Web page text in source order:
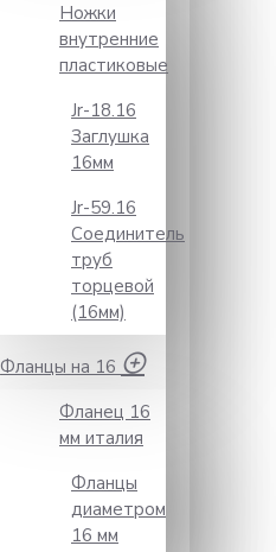
Ножки
внутренние
пластиковые
Jr-18.16
Заглушка
16мм
Jr-59.16
Соединитель
труб
торцевой
(16мм)
Фланцы на 16
Фланец 16
мм италия
Фланцы
диаметром
16 мм